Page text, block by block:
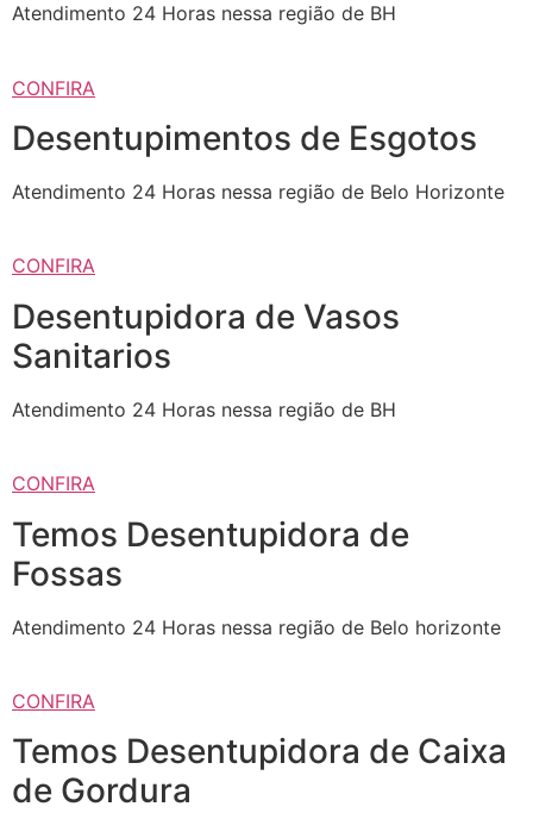
Atendimento 24 Horas nessa região de BH
CONFIRA
Desentupimentos de Esgotos
Atendimento 24 Horas nessa região de Belo Horizonte
CONFIRA
Desentupidora de Vasos
Sanitarios
Atendimento 24 Horas nessa região de BH
CONFIRA
Temos Desentupidora de
Fossas
Atendimento 24 Horas nessa região de Belo horizonte
CONFIRA
Temos Desentupidora de Caixa
de Gordura